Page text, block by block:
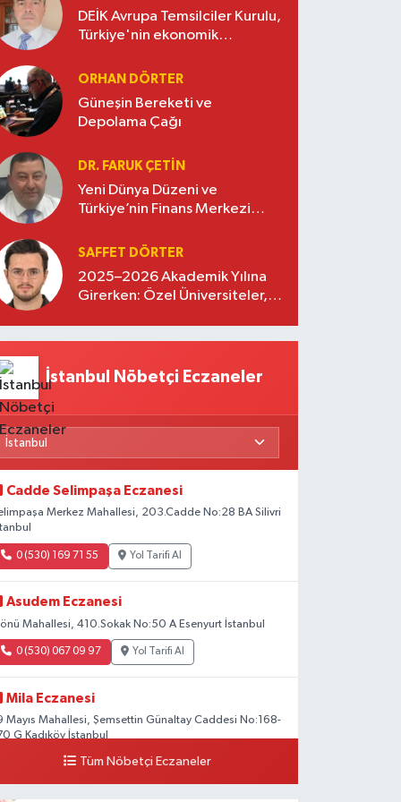
DEİK Avrupa Temsilciler Kurulu,
Türkiye'nin ekonomik
oluşturuyor
ORHAN DÖRTER
Güneşin Bereketi ve
Depolama Çağı
DR. FARUK ÇETİN
Yeni Dünya Düzeni ve
Türkiye’nin Finans Merkezi
SAFFET DÖRTER
2025–2026 Akademik Yılına
Girerken: Özel Üniversiteler,
İstanbul Nöbetçi Eczaneler
Cadde Selimpaşa Eczanesi
Merkez Mahallesi, 203.Cadde No:28 BA Silivri
0 (530) 169 71 55 Yol Tarifi Al
Asudem Eczanesi
Mahallesi, 410.Sokak No:50 A Esenyurt İstanbul
0 (530) 067 09 97 Yol Tarifi Al
Mila Eczanesi
Mayıs Mahallesi, Şemsettin Günaltay Caddesi No:168-
G Kadıköy İstanbul
0 (216) 514 23 73 Yol Tarifi Al
Tüm Nöbetçi Eczaneler